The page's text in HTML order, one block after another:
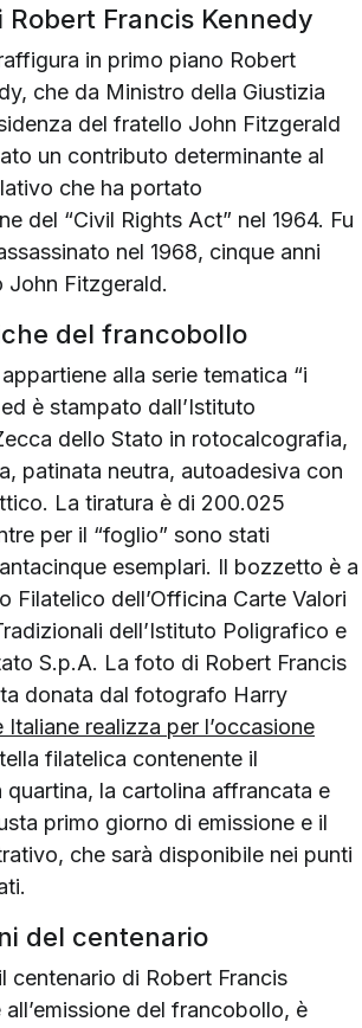
Robert Francis Kennedy
in primo piano Robert
che da Ministro della Giustizia
del fratello John Fitzgerald
un contributo determinante al
che ha portato
del “Civil Rights Act” nel 1964. Fu
nel 1968, cinque anni
John Fitzgerald.
del francobollo
alla serie tematica “i
è stampato dall’Istituto
dello Stato in rotocalcografia,
patinata neutra, autoadesiva con
La tiratura è di 200.025
per il “foglio” sono stati
esemplari. Il bozzetto è a
Filatelico dell’Officina Carte Valori
dell’Istituto Poligrafico e
S.p.A. La foto di Robert Francis
donata dal fotografo Harry
Italiane realizza per l’occasione
filatelica contenente il
la cartolina affrancata e
primo giorno di emissione e il
che sarà disponibile nei punti
del centenario
centenario di Robert Francis
all’emissione del francobollo, è